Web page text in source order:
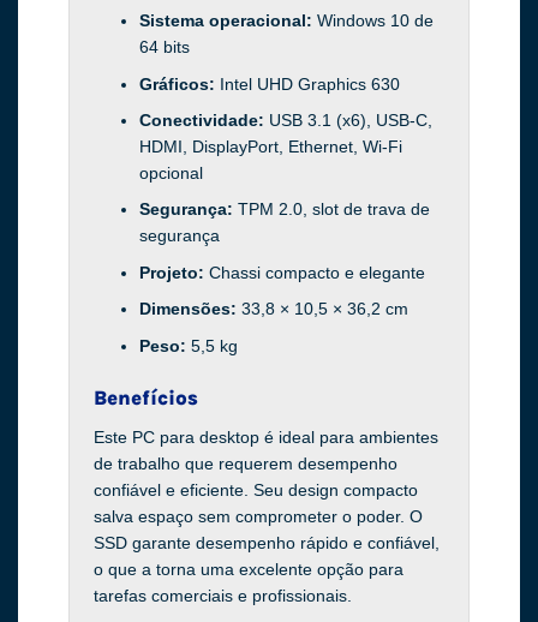
Sistema operacional: Windows 10 de
64 bits
Gráficos: Intel UHD Graphics 630
Conectividade: USB 3.1 (x6), USB-C,
HDMI, DisplayPort, Ethernet, Wi-Fi
opcional
Segurança: TPM 2.0, slot de trava de
segurança
Projeto: Chassi compacto e elegante
Dimensões: 33,8 × 10,5 × 36,2 cm
Peso: 5,5 kg
Benefícios
Este PC para desktop é ideal para ambientes
de trabalho que requerem desempenho
confiável e eficiente. Seu design compacto
salva espaço sem comprometer o poder. O
SSD garante desempenho rápido e confiável,
o que a torna uma excelente opção para
tarefas comerciais e profissionais.